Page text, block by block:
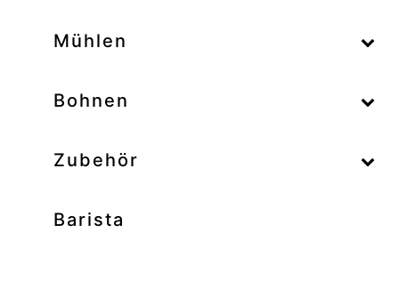
Mühlen
–
Bohnen
–
Zubehör
Barista